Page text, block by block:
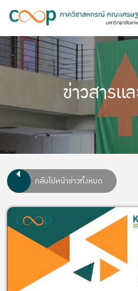
ข่าวสารแ
กลับไปหน้าข่าวทั้งหมด